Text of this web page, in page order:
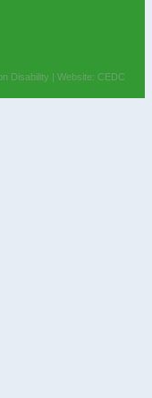
Disability | Website: CEDC